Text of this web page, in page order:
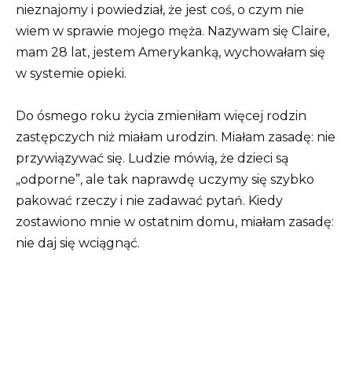
nieznajomy i powiedział, że jest coś, o czym nie
wiem w sprawie mojego męża. Nazywam się Claire,
mam 28 lat, jestem Amerykanką, wychowałam się
w systemie opieki.
Do ósmego roku życia zmieniłam więcej rodzin
zastępczych niż miałam urodzin. Miałam zasadę: nie
przywiązywać się. Ludzie mówią, że dzieci są
„odporne”, ale tak naprawdę uczymy się szybko
pakować rzeczy i nie zadawać pytań. Kiedy
zostawiono mnie w ostatnim domu, miałam zasadę:
nie daj się wciągnąć.